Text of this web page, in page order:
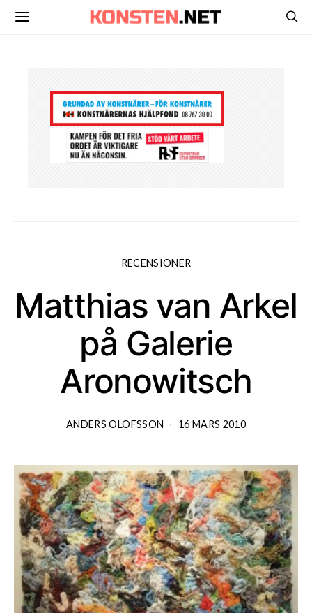
RECENSIONER
Matthias van Arkel
på Galerie
Aronowitsch
ANDERS OLOFSSON 16 MARS 2010